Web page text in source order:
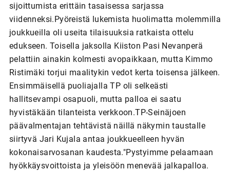
sijoittumista erittäin tasaisessa sarjassa
viidenneksi.Pyöreistä lukemista huolimatta molemmilla
joukkueilla oli useita tilaisuuksia ratkaista ottelu
edukseen. Toisella jaksolla Kiiston Pasi Nevanperä
pelattiin ainakin kolmesti avopaikkaan, mutta Kimmo
Ristimäki torjui maalitykin vedot kerta toisensa jälkeen.
Ensimmäisellä puoliajalla TP oli selkeästi
hallitsevampi osapuoli, mutta palloa ei saatu
hyvistäkään tilanteista verkkoon.TP-Seinäjoen
päävalmentajan tehtävistä näillä näkymin taustalle
siirtyvä Jari Kujala antaa joukkueelleen hyvän
kokonaisarvosanan kaudesta."Pystyimme pelaamaan
hyökkäysvoittoista ja yleisöön menevää jalkapalloa.